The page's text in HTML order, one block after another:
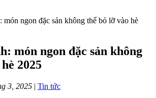
món ngon đặc sản không thể bỏ lỡ vào hè
món ngon đặc sản không
2025
3, 2025 | Tin tức